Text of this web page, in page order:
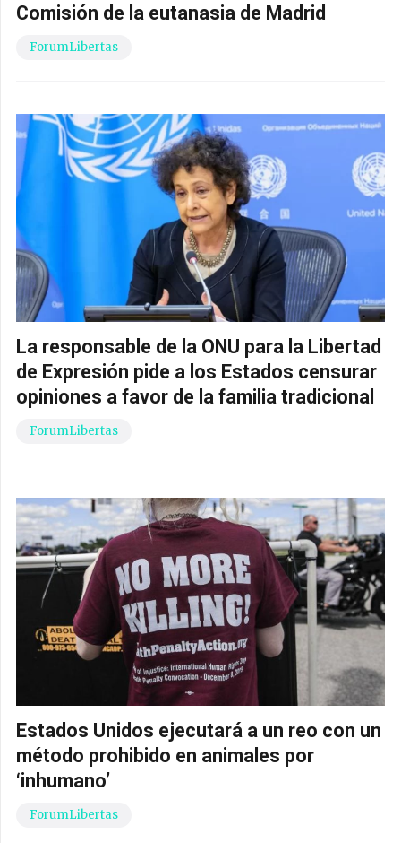
Comisión de la eutanasia de Madrid
ForumLibertas
La responsable de la ONU para la Libertad
de Expresión pide a los Estados censurar
opiniones a favor de la familia tradicional
ForumLibertas
Estados Unidos ejecutará a un reo con un
método prohibido en animales por
‘inhumano’
ForumLibertas